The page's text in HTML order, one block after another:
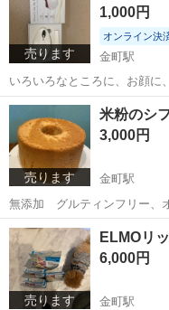
売ります
1,000円
オンライン決
金町駅
いろいろなところに、お顔に
東京 葛飾区 金町駅
売ります
米粉のシ
3,000円
金町駅
無添加 グルティンフリー、
ご予約承ります。 オープンハート 葛飾区東金町2-20-9 メルカリの他
に、PayPayフリマ販売中。
菓子でバズり...
東京 葛飾区 金町駅
売ります
ELMOリ
6,000円
金町駅